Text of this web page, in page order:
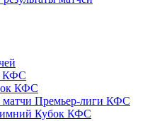
КФС
КФС
матчи Премьер-лиги КФС
Кубок КФС